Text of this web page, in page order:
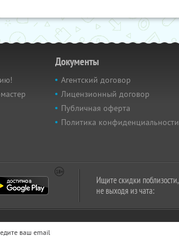
Документы
Агентский договор
Лицензионный договор
Публичная оферта
Политика конфиденциальности
Ищите скидки поблизости,
не выходя из чата: